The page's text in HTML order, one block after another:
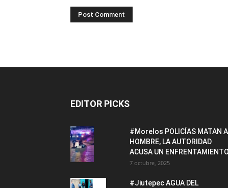
EDITOR PICKS
#Morelos POLICÍAS MATAN A
HOMBRE, LA AUTORIDAD
ACUSA UN
7 octubre, 2025
#Jiutepec AGUA DEL